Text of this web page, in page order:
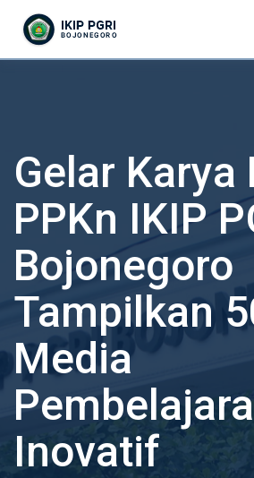
Gelar Karya
PPKn IKIP
Bojonegoro
Tampilkan
Media
Inovatif